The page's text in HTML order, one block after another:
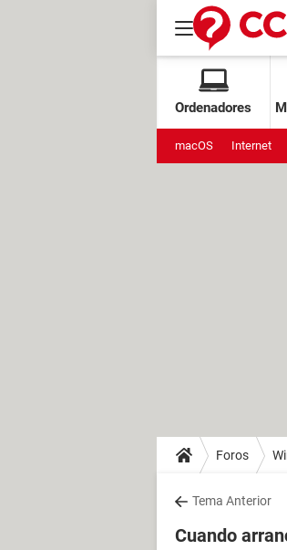
Ordenadores
macOS Internet
Foros
Tema Anterior
Cuando